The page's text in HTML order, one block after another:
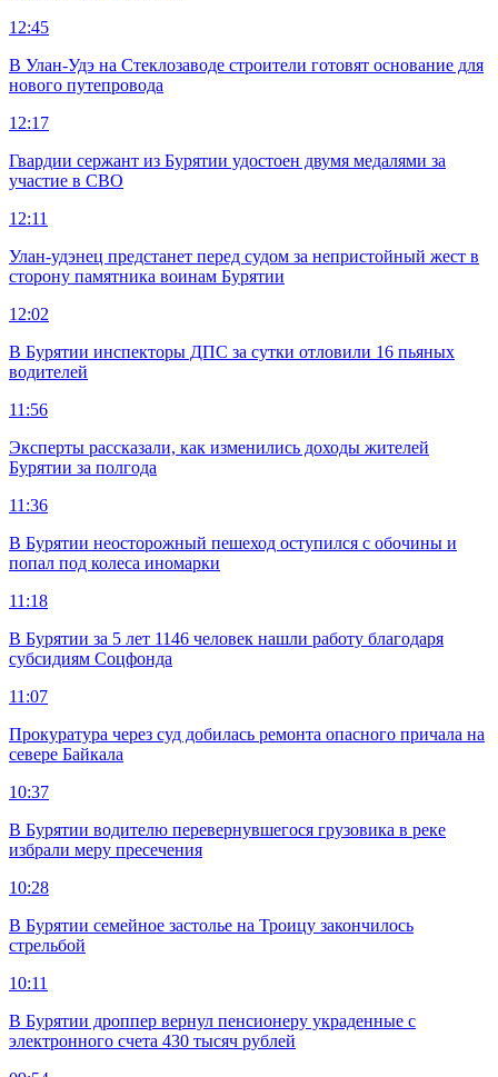
12:45
В Улан-Удэ на Стеклозаводе строители готовят основание для
нового путепровода
12:17
Гвардии сержант из Бурятии удостоен двумя медалями за
участие в СВО
12:11
Улан-удэнец предстанет перед судом за непристойный жест в
сторону памятника воинам Бурятии
12:02
В Бурятии инспекторы ДПС за сутки отловили 16 пьяных
водителей
11:56
Эксперты рассказали, как изменились доходы жителей
Бурятии за полгода
11:36
В Бурятии неосторожный пешеход оступился с обочины и
попал под колеса иномарки
11:18
В Бурятии за 5 лет 1146 человек нашли работу благодаря
субсидиям Соцфонда
11:07
Прокуратура через суд добилась ремонта опасного причала на
севере Байкала
10:37
В Бурятии водителю перевернувшегося грузовика в реке
избрали меру пресечения
10:28
В Бурятии семейное застолье на Троицу закончилось
стрельбой
10:11
В Бурятии дроппер вернул пенсионеру украденные с
электронного счета 430 тысяч рублей